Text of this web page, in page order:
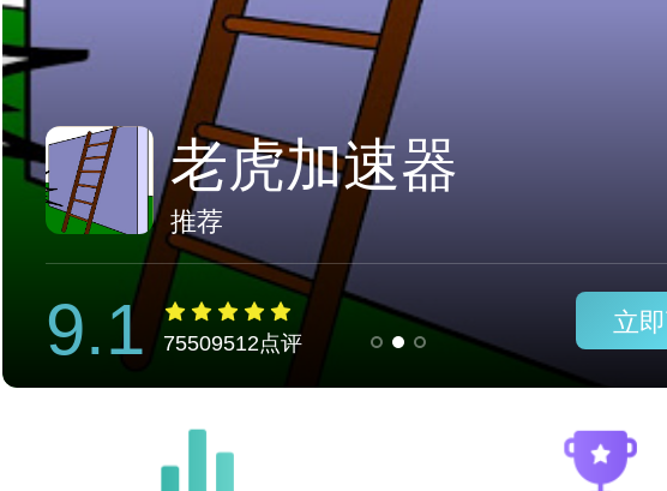
小牛仔加速器
推荐
9.1 75509512点评
立